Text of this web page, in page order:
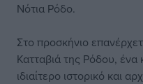
Νότια Ρόδο.
Στο προσκήνιο
Κατταβιά της Ρόδου,
ιδιαίτερο ιστορικό και